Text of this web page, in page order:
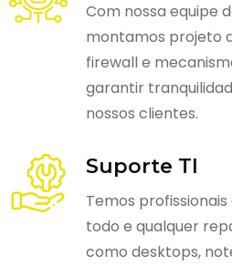
Com nossa equipe
montamos projeto
firewall e
garantir
nossos clientes.
Suporte TI
Temos
todo e qualquer
como desktops,